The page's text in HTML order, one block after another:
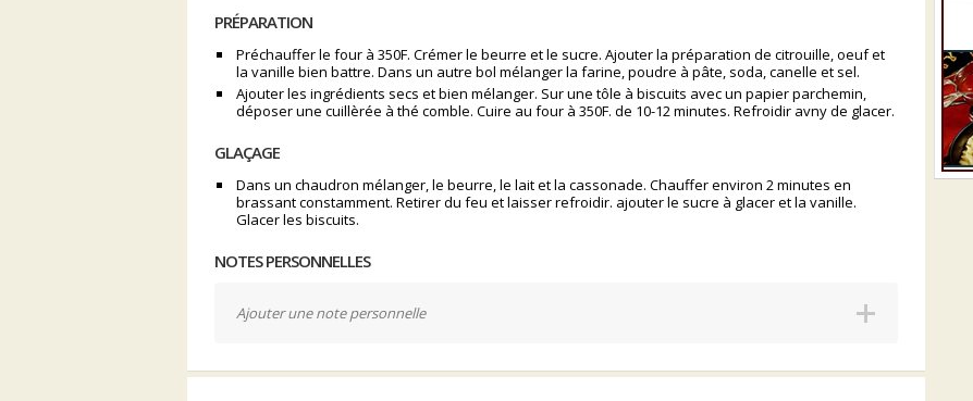
PRÉPARATION
Préchauffer le four à 350F. Crémer le beurre et le sucre. Ajouter la préparation de citrouille, oeuf et
la vanille bien battre. Dans un autre bol mélanger la farine, poudre à pâte, soda, canelle et sel.
Ajouter les ingrédients secs et bien mélanger. Sur une tôle à biscuits avec un papier parchemin,
déposer une cuillèrée à thé comble. Cuire au four à 350F. de 10-12 minutes. Refroidir avny de glacer.
GLAÇAGE
Dans un chaudron mélanger, le beurre, le lait et la cassonade. Chauffer environ 2 minutes en
brassant constamment. Retirer du feu et laisser refroidir. ajouter le sucre à glacer et la vanille.
Glacer les biscuits.
NOTES PERSONNELLES
Ajouter une note personnelle